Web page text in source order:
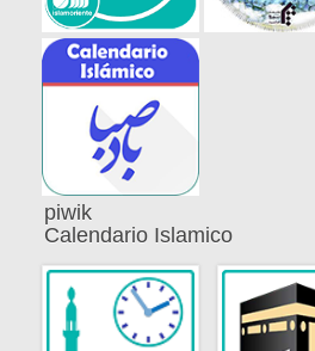
piwik
Calendario Islamico